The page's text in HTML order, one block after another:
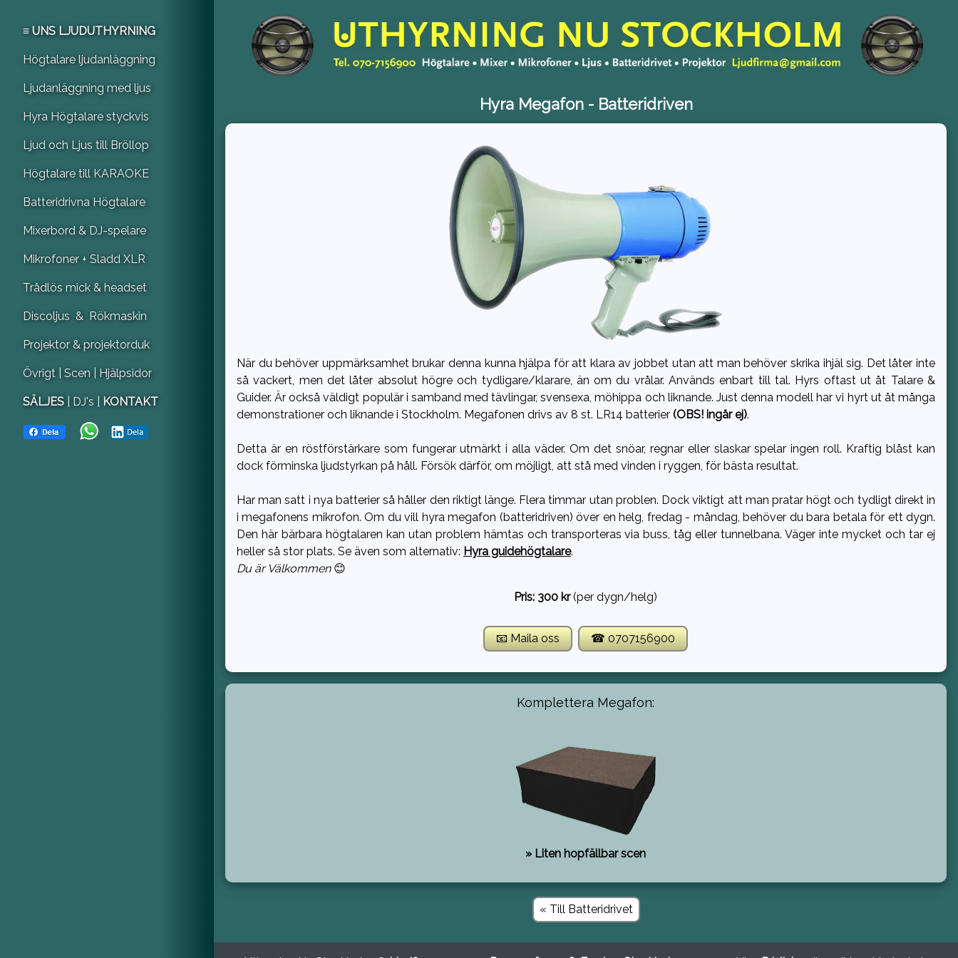
≡ UNS LJUDUTHYRNING
Högtalare ljudanläggning
Ljudanläggning med ljus
Hyra Högtalare styckvis
Ljud och Ljus till Bröllop
Högtalare till KARAOKE
Batteridrivna Högtalare
Mixerbord & DJ-spelare
Mikrofoner + Sladd XLR
Trådlös mick & headset
Discoljus & Rökmaskin
Projektor & projektorduk
Övrigt | Scen | Hjälpsidor
SÄLJES | DJ's | KONTAKT
Hyra Megafon - Batteridriven
När du behöver uppmärksamhet brukar denna kunna hjälpa för att klara av jobbet utan att man behöver skrika ihjäl sig. Det låter inte
så vackert, men det låter absolut högre och tydligare/klarare, än om du vrålar. Används enbart till tal. Hyrs oftast ut åt Talare &
Guider. Är också väldigt populär i samband med tävlingar, svensexa, möhippa och liknande. Just denna modell har vi hyrt ut åt många
demonstrationer och liknande i Stockholm. Megafonen drivs av 8 st. LR14 batterier (OBS! ingår ej).
Detta är en röstförstärkare som fungerar utmärkt i alla väder. Om det snöar, regnar eller slaskar spelar ingen roll. Kraftig blåst kan
dock förminska ljudstyrkan på håll. Försök därför, om möjligt, att stå med vinden i ryggen, för bästa resultat.
Har man satt i nya batterier så håller den riktigt länge. Flera timmar utan problen. Dock viktigt att man pratar högt och tydligt direkt in
i megafonens mikrofon. Om du vill hyra megafon (batteridriven) över en helg, fredag - måndag, behöver du bara betala för ett dygn.
Den här bärbara högtalaren kan utan problem hämtas och transporteras via buss, tåg eller tunnelbana. Väger inte mycket och tar ej
heller så stor plats. Se även som alternativ: Hyra guidehögtalare.
Du är Välkommen😊
Pris: 300 kr(per dygn/helg)
📧 Maila oss ☎ 0707156900
Komplettera Megafon:
» Liten hopfällbar scen